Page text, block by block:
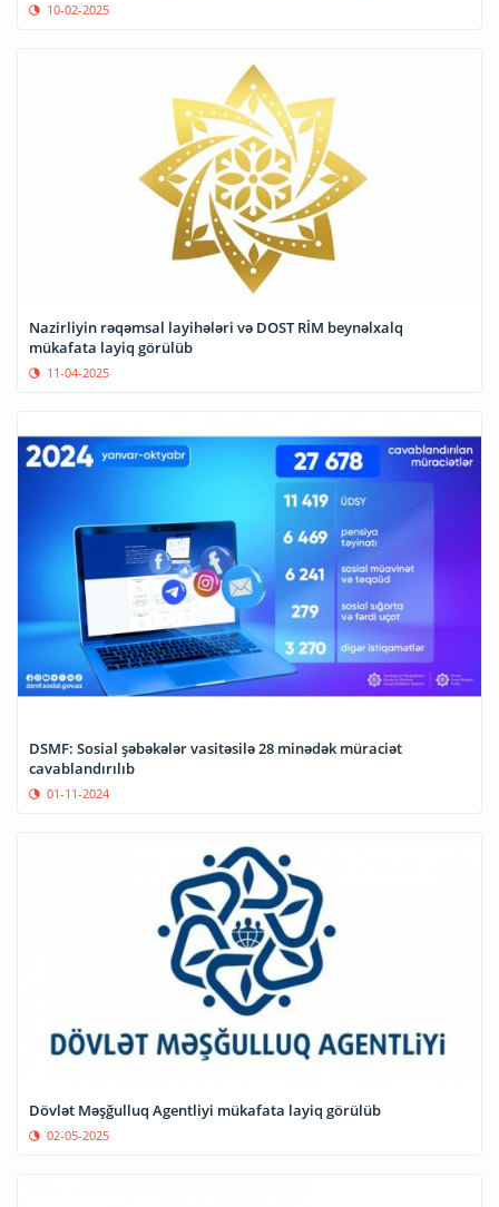
10-02-2025
Nazirliyin rəqəmsal layihələri və DOST RİM beynəlxalq
mükafata layiq görülüb
11-04-2025
DSMF: Sosial şəbəkələr vasitəsilə 28 minədək müraciət
cavablandırılıb
01-11-2024
Dövlət Məşğulluq Agentliyi mükafata layiq görülüb
02-05-2025